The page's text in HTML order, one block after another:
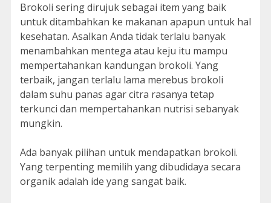
Brokoli sering dirujuk sebagai item yang baik
untuk ditambahkan ke makanan apapun untuk hal
kesehatan. Asalkan Anda tidak terlalu banyak
menambahkan mentega atau keju itu mampu
mempertahankan kandungan brokoli. Yang
terbaik, jangan terlalu lama merebus brokoli
dalam suhu panas agar citra rasanya tetap
terkunci dan mempertahankan nutrisi sebanyak
mungkin.
Ada banyak pilihan untuk mendapatkan brokoli.
Yang terpenting memilih yang dibudidaya secara
organik adalah ide yang sangat baik.